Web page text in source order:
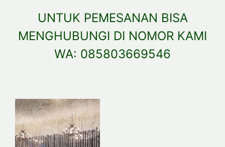
UNTUK PEMESANAN BISA
MENGHUBUNGI DI NOMOR KAMI
WA: 085803669546